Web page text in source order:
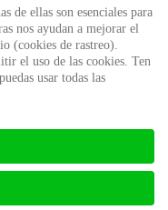
por
usando
de ellas son esenciales para
nos ayudan a mejorar el
(cookies de rastreo).
el uso de las cookies. Ten
usar todas las